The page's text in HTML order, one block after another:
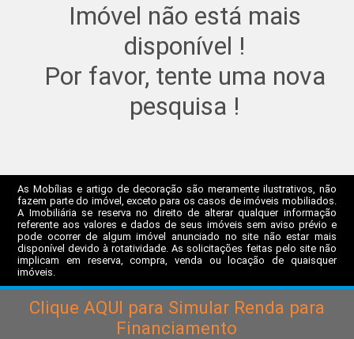
Imóvel não está mais
disponível !
Por favor, tente uma nova
pesquisa !
As Mobílias e artigo de decoração são meramente ilustrativos, não
fazem parte do imóvel, exceto para os casos de imóveis mobiliados.
A Imobiliária se reserva no direito de alterar qualquer informação
referente aos valores e dados de seus imóveis sem aviso prévio e
pode ocorrer de algum imóvel anunciado no site não estar mais
disponível devido à rotatividade. As solicitações feitas pelo site não
implicam em reserva, compra, venda ou locação de quaisquer
imóveis.
Clique AQUI para Simular Renda para
Financiamento